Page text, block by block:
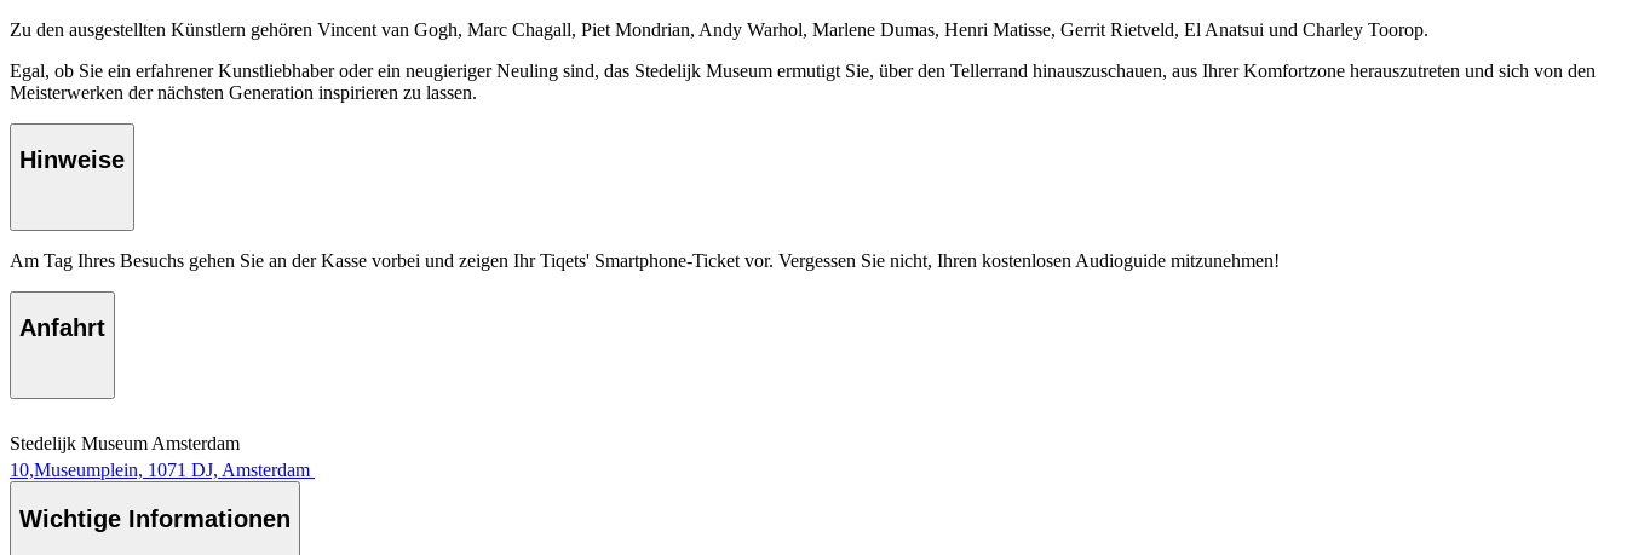
Zu den ausgestellten Künstlern gehören Vincent van Gogh, Marc Chagall, Piet Mondrian, Andy Warhol, Marlene Dumas, Henri Matisse, Gerrit Rietveld, El Anatsui und Charley Toorop.
Egal, ob Sie ein erfahrener Kunstliebhaber oder ein neugieriger Neuling sind, das Stedelijk Museum ermutigt Sie, über den Tellerrand hinauszuschauen, aus Ihrer Komfortzone herauszutreten und sich von den
Meisterwerken der nächsten Generation inspirieren zu lassen.
Hinweise
Am Tag Ihres Besuchs gehen Sie an der Kasse vorbei und zeigen Ihr Tiqets' Smartphone-Ticket vor. Vergessen Sie nicht, Ihren kostenlosen Audioguide mitzunehmen!
Anfahrt
Stedelijk Museum Amsterdam
10,Museumplein, 1071 DJ, Amsterdam
Wichtige Informationen